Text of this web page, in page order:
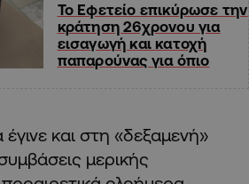
Το Εφετείο επικύρωσε την
κράτηση 26χρονου για
εισαγωγή και κατοχή
παπαρούνας για όπιο
και στη «δεξαμενή»
μερικής